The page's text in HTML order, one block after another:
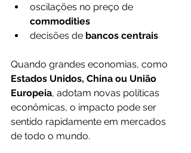
oscilações no preço de
commodities
decisões de bancos centrais
Quando grandes economias, como
Estados Unidos, China ou União
Europeia, adotam novas políticas
econômicas, o impacto pode ser
sentido rapidamente em mercados
de todo o mundo.